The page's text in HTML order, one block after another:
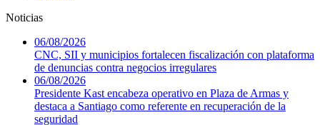
Noticias
06/08/2026
CNC, SII y municipios fortalecen fiscalización con plataforma
de denuncias contra negocios irregulares
06/08/2026
Presidente Kast encabeza operativo en Plaza de Armas y
destaca a Santiago como referente en recuperación de la
seguridad